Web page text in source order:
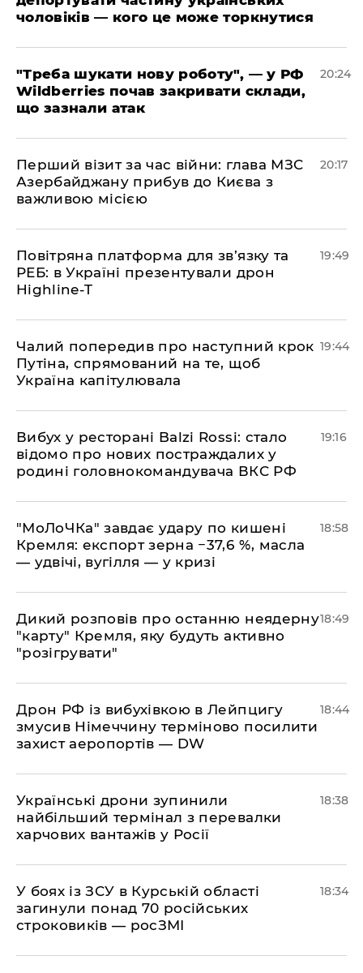
чоловіків — кого це може торкнутися
​"Треба шукати нову роботу", — у РФ
Wildberries почав закривати склади,
що зазнали атак
20:24
​Перший візит за час війни: глава МЗС
Азербайджану прибув до Києва з
важливою місією
20:17
​Повітряна платформа для зв’язку та
РЕБ: в Україні презентували дрон
Highline-T
19:49
​Чалий попередив про наступний крок
Путіна, спрямований на те, щоб
Україна капітулювала
19:44
​Вибух у ресторані Balzi Rossi: стало
відомо про нових постраждалих у
родині головнокомандувача ВКС РФ
19:16
​"МоЛоЧКа" завдає удару по кишені
Кремля: експорт зерна −37,6 %, масла
— удвічі, вугілля — у кризі
18:58
​Дикий розповів про останню неядерну
"карту" Кремля, яку будуть активно
"розігрувати"
18:49
​Дрон РФ із вибухівкою в Лейпцигу
змусив Німеччину терміново посилити
захист аеропортів — DW
18:44
​Українські дрони зупинили
найбільший термінал з перевалки
харчових вантажів у Росії
18:38
​У боях із ЗСУ в Курській області
загинули понад 70 російських
строковиків — росЗМІ
18:34